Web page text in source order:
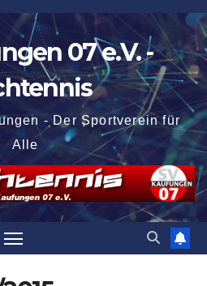
07 e.V. -
- Der Sportverein für
Alle